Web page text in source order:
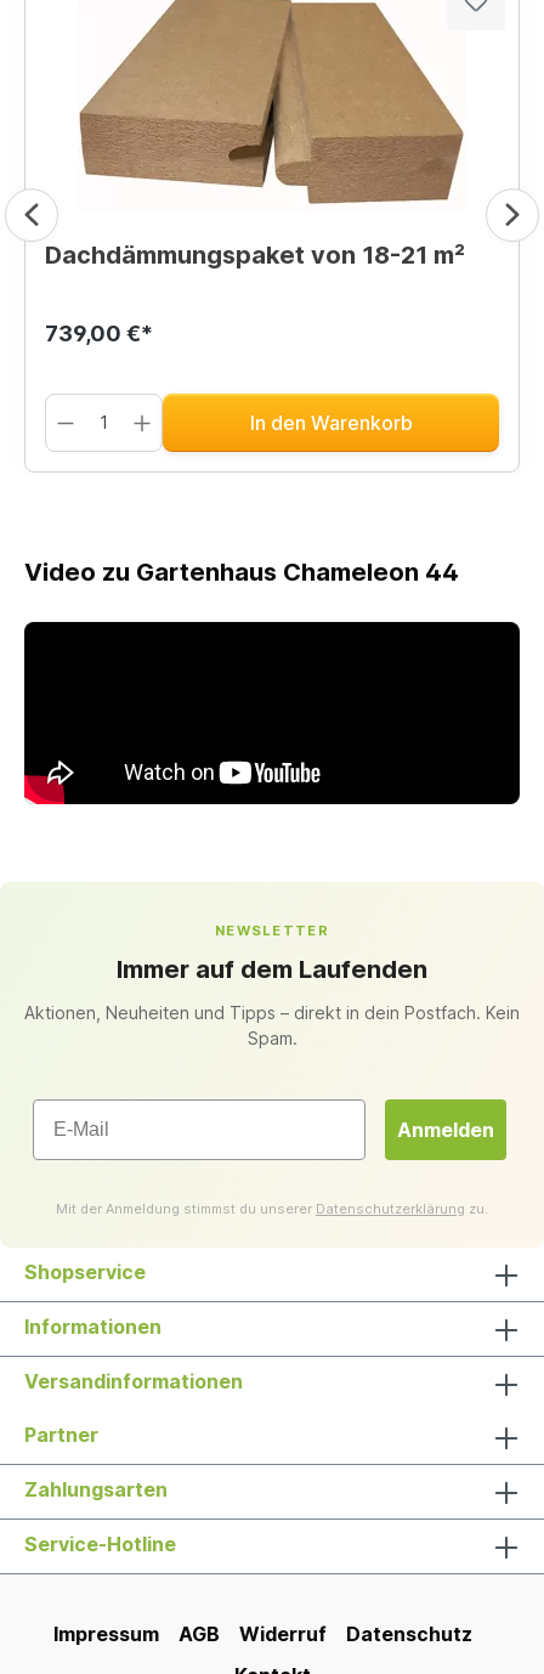
Dachdämmungspaket von 18-21 m²
739,00 €*
In den Warenkorb
Video zu Gartenhaus Chameleon 44
NEWSLETTER
Immer auf dem Laufenden
Aktionen, Neuheiten und Tipps – direkt in dein Postfach. Kein
Spam.
Email
Anmelden
Mit der Anmeldung stimmst du unserer Datenschutzerklärung zu.
Shopservice
Informationen
Versandinformationen
Partner
Zahlungsarten
Service-Hotline
Impressum AGB Widerruf
Datenschutz